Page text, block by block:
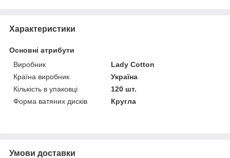
Характеристики
Основні атрибути
Виробник
Lady Cotton
Країна виробник
Україна
Кількість в упаковці
120 шт.
Форма ватяних дисків
Кругла
Умови доставки